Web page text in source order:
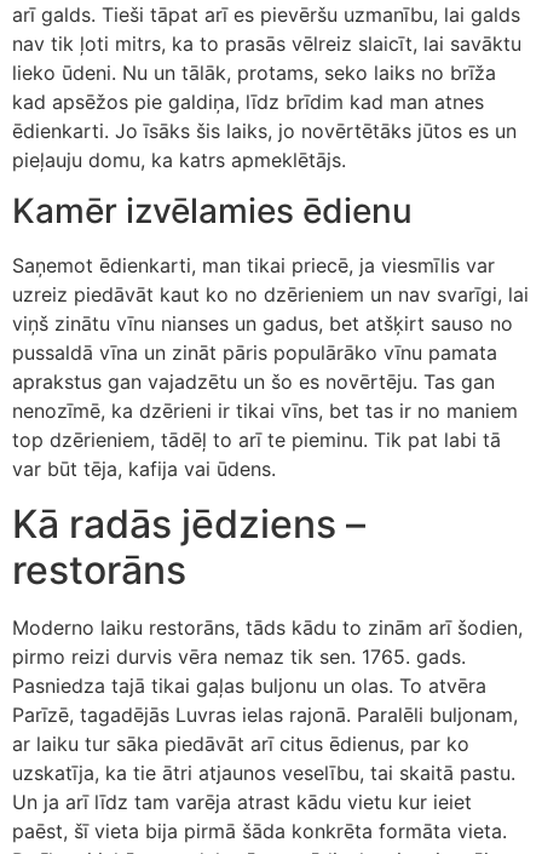
arī galds. Tieši tāpat arī es pievēršu uzmanību, lai galds
nav tik ļoti mitrs, ka to prasās vēlreiz slaicīt, lai savāktu
lieko ūdeni. Nu un tālāk, protams, seko laiks no brīža
kad apsēžos pie galdiņa, līdz brīdim kad man atnes
ēdienkarti. Jo īsāks šis laiks, jo novērtētāks jūtos es un
pieļauju domu, ka katrs apmeklētājs.
Kamēr izvēlamies ēdienu
Saņemot ēdienkarti, man tikai priecē, ja viesmīlis var
uzreiz piedāvāt kaut ko no dzērieniem un nav svarīgi, lai
viņš zinātu vīnu nianses un gadus, bet atšķirt sauso no
pussaldā vīna un zināt pāris populārāko vīnu pamata
aprakstus gan vajadzētu un šo es novērtēju. Tas gan
nenozīmē, ka dzērieni ir tikai vīns, bet tas ir no maniem
top dzērieniem, tādēļ to arī te pieminu. Tik pat labi tā
var būt tēja, kafija vai ūdens.
Kā radās jēdziens –
restorāns
Moderno laiku restorāns, tāds kādu to zinām arī šodien,
pirmo reizi durvis vēra nemaz tik sen. 1765. gads.
Pasniedza tajā tikai gaļas buljonu un olas. To atvēra
Parīzē, tagadējās Luvras ielas rajonā. Paralēli buljonam,
ar laiku tur sāka piedāvāt arī citus ēdienus, par ko
uzskatīja, ka tie ātri atjaunos veselību, tai skaitā pastu.
Un ja arī līdz tam varēja atrast kādu vietu kur ieiet
paēst, šī vieta bija pirmā šāda konkrēta formāta vieta.